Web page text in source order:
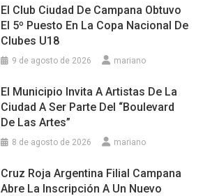
El Club Ciudad De Campana Obtuvo
El 5º Puesto En La Copa Nacional De
Clubes U18
9 de agosto de 2026 mariano
El Municipio Invita A Artistas De La
Ciudad A Ser Parte Del “Boulevard
De Las Artes”
8 de agosto de 2026 mariano
Cruz Roja Argentina Filial Campana
Abre La Inscripción A Un Nuevo